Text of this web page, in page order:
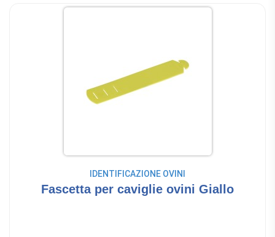
IDENTIFICAZIONE OVINI
Fascetta per caviglie ovini Giallo